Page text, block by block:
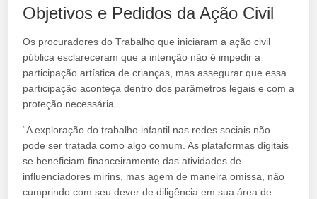
Objetivos e Pedidos da Ação Civil
Os procuradores do Trabalho que iniciaram a ação civil
pública esclareceram que a intenção não é impedir a
participação artística de crianças, mas assegurar que essa
participação aconteça dentro dos parâmetros legais e com a
proteção necessária.
“A exploração do trabalho infantil nas redes sociais não
pode ser tratada como algo comum. As plataformas digitais
se beneficiam financeiramente das atividades de
influenciadores mirins, mas agem de maneira omissa, não
cumprindo com seu dever de diligência em sua área de